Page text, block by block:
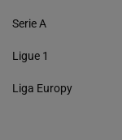
Serie A
Ligue 1
Liga Europy